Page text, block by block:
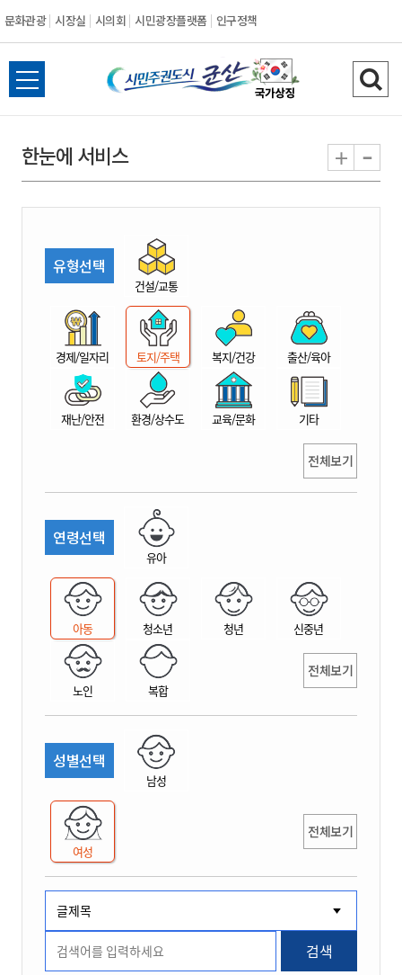
문화관광 시장실 시의회 시민광장플랫폼 인구정책
시
민
권
시
산
전
체
뉴
열
검
색
기
한눈에 서비스 + -
유형선택
건설/교통
경제/일자리 토지/주택 복지/건강 출산/육아
재난/안전 환경/상수도 교육/문화 기타
전체보기
연령선택
유아
아동 청소년 청년 신중년
노인 복합
전체보기
성별선택
남성
여성
전체보기
검색